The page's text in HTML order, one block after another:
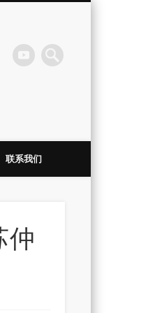
联系我们
仲